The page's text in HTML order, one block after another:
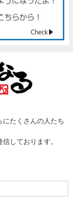
たくさんの人たち
しております。